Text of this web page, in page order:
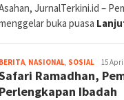
JurnalTerkini.id –
buka puasa
BERITA, NASIONAL, SOSIALjurnal
15
Ramadhan,
Perlengkapan Ibadah